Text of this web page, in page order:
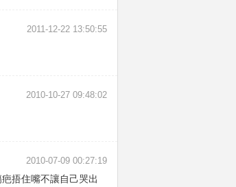
2011-12-22 13:50:55
2010-10-27 09:48:02
2010-07-09 00:27:19
捂住嘴不讓自己哭出